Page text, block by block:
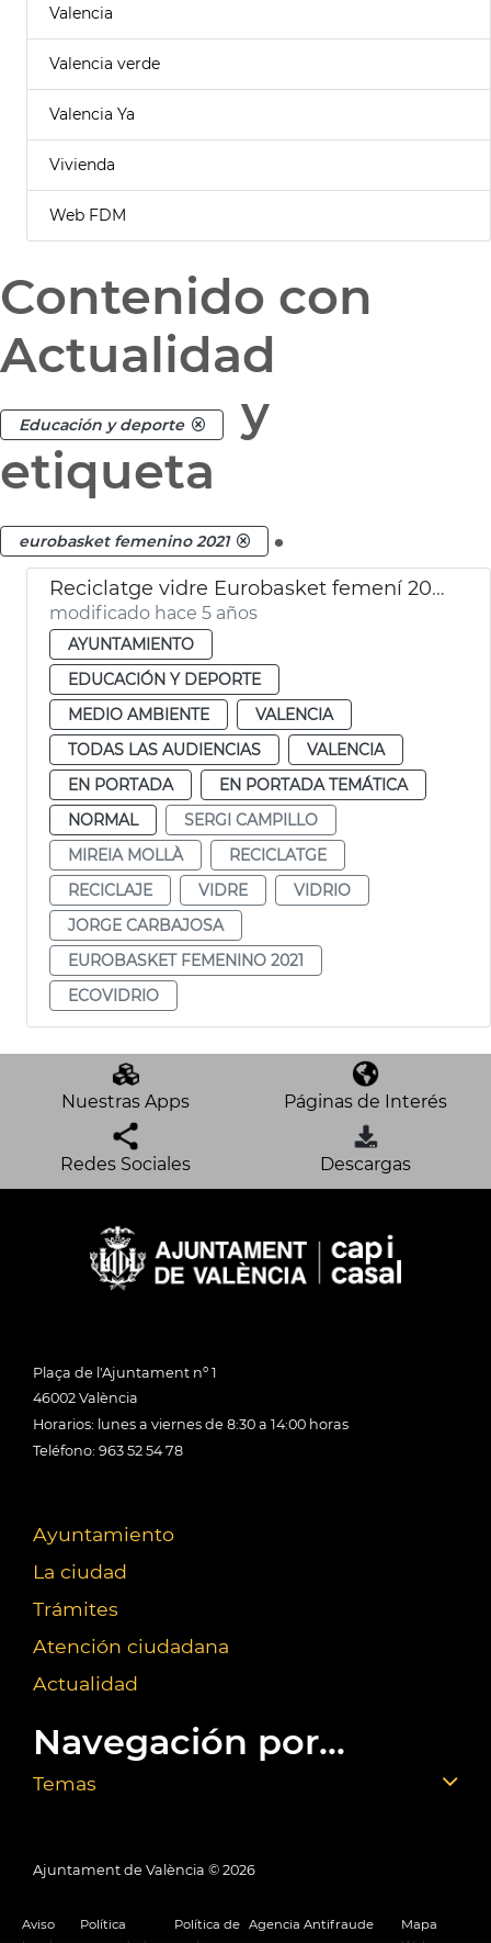
Valencia
Valencia verde
Valencia Ya
Vivienda
Web FDM
Contenido con
Actualidad
Educación y deporte
y
etiqueta
eurobasket femenino 2021 .
Reciclatge vidre Eurobasket femení 2021
modificado hace 5 años
AYUNTAMIENTO
EDUCACIÓN Y DEPORTE
MEDIO AMBIENTE
VALENCIA
TODAS LAS AUDIENCIAS
VALENCIA
EN PORTADA
EN PORTADA TEMÁTICA
NORMAL
SERGI CAMPILLO
MIREIA MOLLÀ
RECICLATGE
RECICLAJE
VIDRE
VIDRIO
JORGE CARBAJOSA
EUROBASKET FEMENINO 2021
ECOVIDRIO
Nuestras Apps Páginas de Interés
Redes Sociales Descargas
Plaça de l'Ajuntament nº 1
46002 València
Horarios: lunes a viernes de 8:30 a 14:00 horas
Teléfono: 963 52 54 78
Ayuntamiento
La ciudad
Trámites
Atención ciudadana
Actualidad
Navegación por...
Temas
Ajuntament de València © 2026
Aviso
Política
Política de Agencia Antifraude
Mapa